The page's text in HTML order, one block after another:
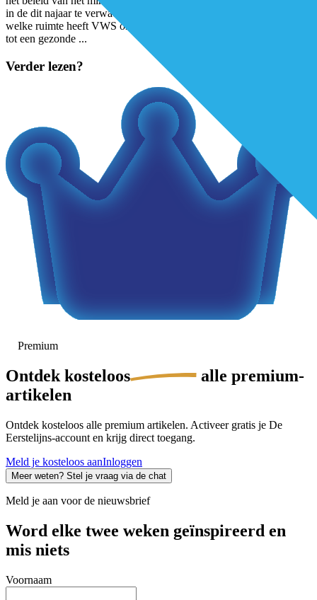
in de dit najaar te verwachten contourennota ligt voor de hand. Maar
welke ruimte heeft VWS om het individu daadwerkelijk te bewegen
tot een gezonde ...
Verder lezen?
Premium
Ontdek kosteloos
alle premium-
artikelen
Ontdek kosteloos alle premium artikelen. Activeer gratis je De
Eerstelijns-account en krijg direct toegang.
Meld je kosteloos aanInloggen
Meer weten? Stel je vraag via de chat
Meld je aan voor de nieuwsbrief
Word elke twee weken geïnspireerd en
mis niets
Voornaam